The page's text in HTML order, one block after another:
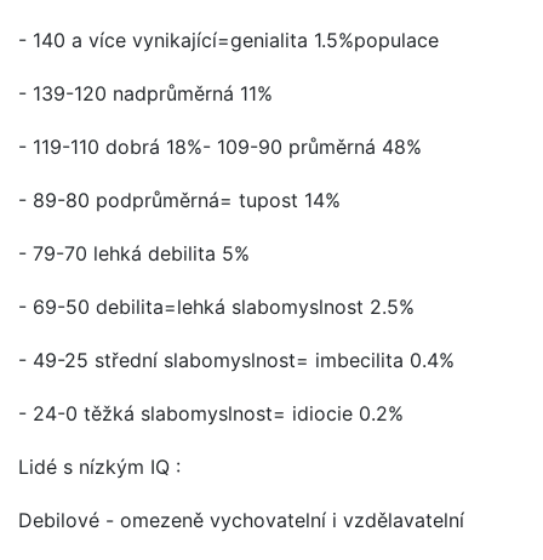
- 140 a více vynikající=genialita 1.5%populace
- 139-120 nadprůměrná 11%
- 119-110 dobrá 18%- 109-90 průměrná 48%
- 89-80 podprůměrná= tupost 14%
- 79-70 lehká debilita 5%
- 69-50 debilita=lehká slabomyslnost 2.5%
- 49-25 střední slabomyslnost= imbecilita 0.4%
- 24-0 těžká slabomyslnost= idiocie 0.2%
Lidé s nízkým IQ :
Debilové - omezeně vychovatelní i vzdělavatelní